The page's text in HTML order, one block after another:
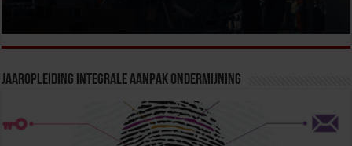
Jaaropleiding Integrale Aanpak Ondermijning